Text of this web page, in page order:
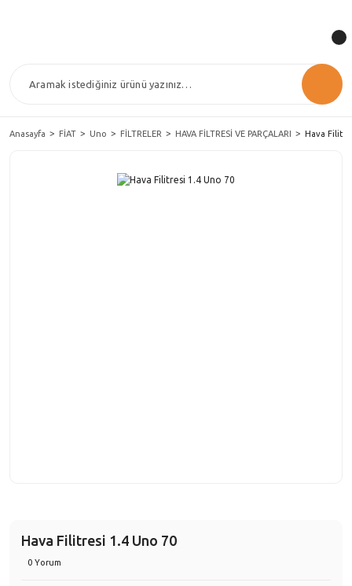
Anasayfa FİAT Uno FİLTRELER HAVA FİLTRESİ VE PARÇALARI Hava
Hava Filitresi 1.4 Uno 70
0 Yorum